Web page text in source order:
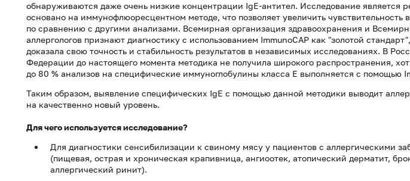
обнаруживаются даже очень низкие концентрации IgE-антител. Исследование является
основано на иммунофлюоресцентном методе, что позволяет увеличить чувствительность
по сравнению с другими анализами. Всемирная организация здравоохранения и
аллергологов признают диагностику с использованием ImmunoCAP как "золотой
доказала свою точность и стабильность результатов в независимых исследованиях. В
Федерации до настоящего момента методика не получила широкого распространения,
до 80 % анализов на специфические иммуноглобулины класса Е выполняется с помощью
Таким образом, выявление специфических IgE с помощью данной методики выводит
на качественно новый уровень.
Для чего используется исследование?
Для диагностики сенсибилизации к свиному мясу у пациентов с аллергическими
(пищевая, острая и хроническая крапивница, ангиоотек, атопический дерматит,
аллергический ринит).